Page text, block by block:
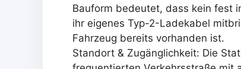
Bauform bedeutet, dass kein fest
ihr eigenes Typ-2-Ladekabel
Fahrzeug bereits vorhanden ist.
Standort & Zugänglichkeit: Die